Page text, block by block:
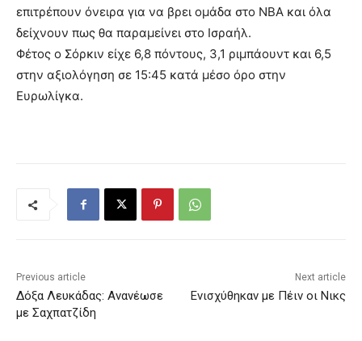
επιτρέπουν όνειρα για να βρει ομάδα στο ΝΒΑ και όλα
δείχνουν πως θα παραμείνει στο Ισραήλ.
Φέτος ο Σόρκιν είχε 6,8 πόντους, 3,1 ριμπάουντ και 6,5
στην αξιολόγηση σε 15:45 κατά μέσο όρο στην
Ευρωλίγκα.
Previous article
Δόξα Λευκάδας: Aνανέωσε
με Σαχπατζίδη
Next article
Ενισχύθηκαν με Πέιν οι Νικς